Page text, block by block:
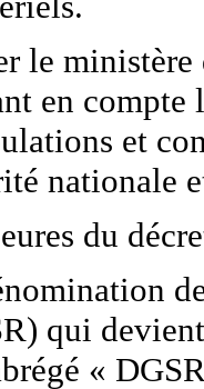
le
en compte
et
nationale
du
qui
«